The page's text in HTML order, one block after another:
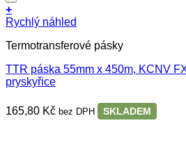
+
Rychlý náhled
Termotransferové pásky
TTR páska 55mm x 450m, KCNV
pryskyřice
165,80 Kč bez DPH SKLADEM